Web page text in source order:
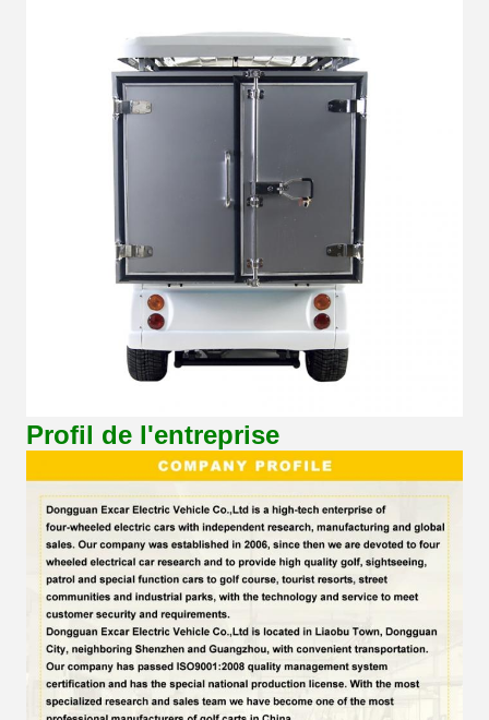
Profil de l'entreprise